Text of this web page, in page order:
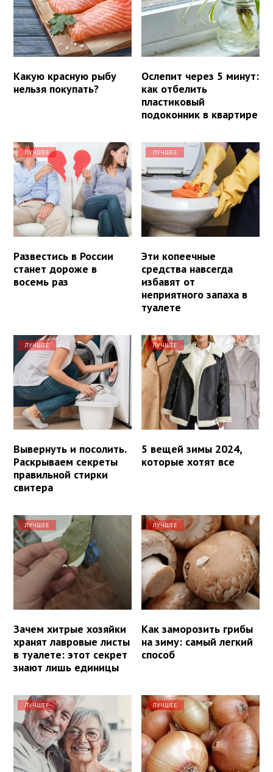
Какую красную рыбу
нельзя покупать?
Ослепит через 5 минут:
как отбелить
пластиковый
подоконник в квартире
ЛУЧШЕЕ
Развестись в России
станет дороже в
восемь раз
ЛУЧШЕЕ
Эти копеечные
средства навсегда
избавят от
неприятного запаха в
туалете
ЛУЧШЕЕ
Вывернуть и посолить.
Раскрываем секреты
правильной стирки
свитера
ЛУЧШЕЕ
5 вещей зимы 2024,
которые хотят все
ЛУЧШЕЕ
Зачем хитрые хозяйки
хранят лавровые листы
в туалете: этот секрет
знают лишь единицы
ЛУЧШЕЕ
Как заморозить грибы
на зиму: самый легкий
способ
ЛУЧШЕЕ ЛУЧШЕЕ